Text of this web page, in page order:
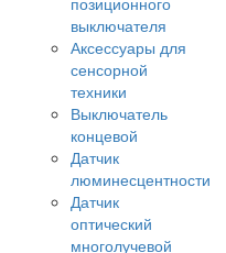
выключателя
Аксессуары для
сенсорной
техники
Выключатель
концевой
Датчик
люминесцентности
Датчик
оптический
многолучевой